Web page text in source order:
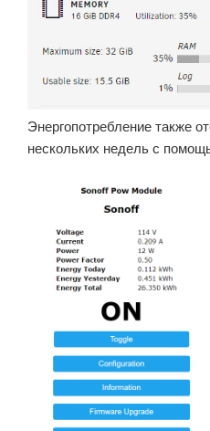
Энергопотребление также
нескольких недель с